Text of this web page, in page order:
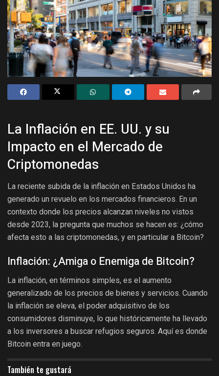
La Inflación en EE. UU. y su
Impacto en el Mercado de
Criptomonedas
La reciente subida de la inflación en Estados Unidos ha
generado un revuelo en los mercados financieros. En un
contexto donde los precios alcanzan niveles no vistos
desde 2023, la pregunta que muchos se hacen es: ¿cómo
afecta esto a las criptomonedas, y en particular a Bitcoin?
Inflación: ¿Amiga o Enemiga de Bitcoin?
La inflación, en términos simples, es el aumento
generalizado de los precios de bienes y servicios. Cuando
la inflación se eleva, el poder adquisitivo de los
consumidores disminuye, lo que históricamente ha llevado
a los inversores a buscar refugios seguros. Aquí es donde
Bitcoin entra en juego.
También te gustará